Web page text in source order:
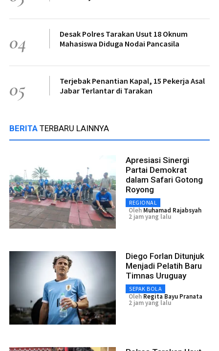
04
Desak Polres Tarakan Usut 18 Oknum
Mahasiswa Diduga Nodai Pancasila
05
Terjebak Penantian Kapal, 15 Pekerja Asal
Jabar Terlantar di Tarakan
BERITA TERBARU LAINNYA
Apresiasi Sinergi
Partai Demokrat
dalam Safari Gotong
Royong
REGIONAL
Oleh Muhamad Rajabsyah
2 jam yang lalu
Diego Forlan Ditunjuk
Menjadi Pelatih Baru
Timnas Uruguay
SEPAK BOLA
Oleh Regita Bayu Pranata
2 jam yang lalu